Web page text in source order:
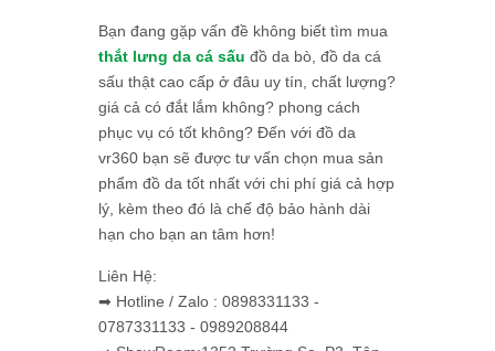
Bạn đang gặp vấn đề không biết tìm mua
thắt lưng da cá sấu đồ da bò, đồ da cá
sấu thật cao cấp ở đâu uy tín, chất lượng?
giá cả có đắt lắm không? phong cách
phục vụ có tốt không? Đến với đồ da
vr360 bạn sẽ được tư vấn chọn mua sản
phẩm đồ da tốt nhất với chi phí giá cả hợp
lý, kèm theo đó là chế độ bảo hành dài
hạn cho bạn an tâm hơn!
Liên Hệ:
➡ Hotline / Zalo : 0898331133 -
0787331133 - 0989208844